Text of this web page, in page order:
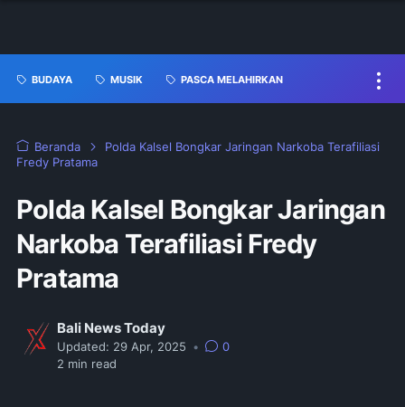
BUDAYA MUSIK PASCA MELAHIRKAN
Beranda
Polda Kalsel Bongkar Jaringan Narkoba Terafiliasi
Fredy Pratama
Polda Kalsel Bongkar Jaringan
Narkoba Terafiliasi Fredy
Pratama
Bali News Today
Updated: 29 Apr, 2025 •
0
2 min read